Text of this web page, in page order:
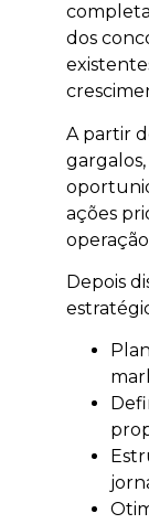
dos
A partir
ações
Depois